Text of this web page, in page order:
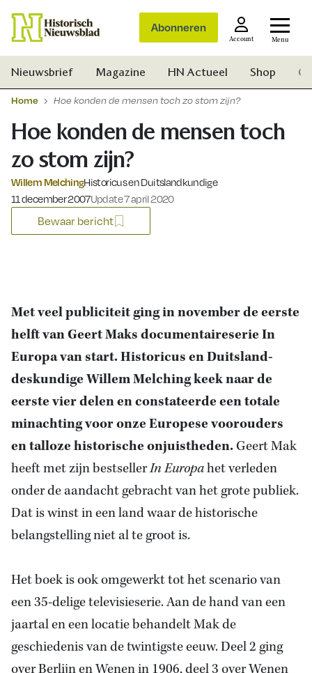
Abonneren
Account Menu
Nieuwsbrief Magazine HN Actueel Shop
Home Hoe konden de mensen toch zo stom zijn?
Hoe konden de mensen toch
zo stom zijn?
Willem MelchingHistoricus en Duitslandkundige
Gepubliceerd op:
11 december 2007Update 7 april 2020
Bewaar bericht
Met veel publiciteit ging in november de eerste
helft van Geert Maks documentaireserie In
Europa van start. Historicus en Duitsland-
deskundigeWillem Melchingkeek naar de
eerste vier delen en constateerde een totale
minachting voor onze Europese voorouders
en talloze historische onjuistheden. Geert Mak
heeft met zijn bestsellerIn Europahet verleden
onder de aandacht gebracht van het grote publiek.
Dat is winst in een land waar de historische
belangstelling niet al te groot is.
Het boek is ook omgewerkt tot het scenario van
een 35-delige televisieserie. Aande hand van een
jaartal en een locatie behandelt Mak de
geschiedenis van de twintigste eeuw. Deel 2 ging